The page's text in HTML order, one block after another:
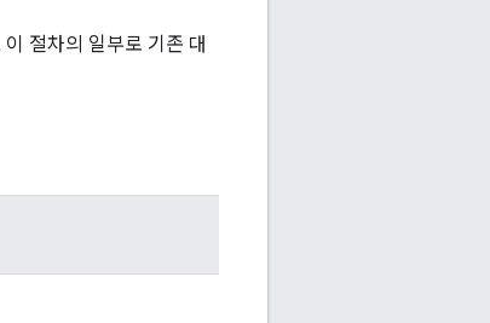
절차의 일부로 기존 대